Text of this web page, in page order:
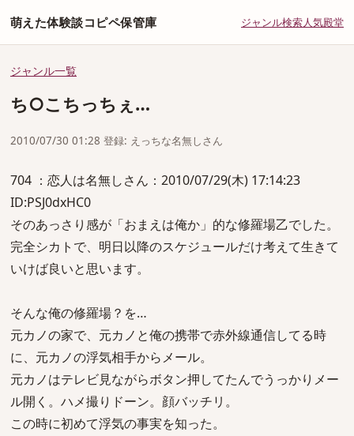
萌えた体験談コピペ保管庫 ジャンル検索人気殿堂
ジャンル一覧
ち○こちっちぇ…
2010/07/30 01:28 登録: えっちな名無しさん
704 ：恋人は名無しさん：2010/07/29(木) 17:14:23
ID:PSJ0dxHC0
そのあっさり感が「おまえは俺か」的な修羅場乙でした。
完全シカトで、明日以降のスケジュールだけ考えて生きて
いけば良いと思います。
そんな俺の修羅場？を…
元カノの家で、元カノと俺の携帯で赤外線通信してる時
に、元カノの浮気相手からメール。
元カノはテレビ見ながらボタン押してたんでうっかりメー
ル開く。ハメ撮りドーン。顔バッチリ。
この時に初めて浮気の事実を知った。